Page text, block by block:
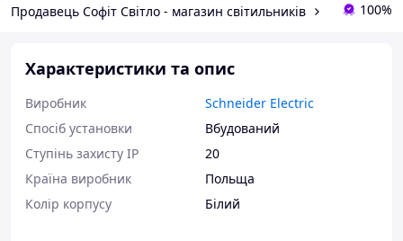
Продавець Софіт Світло - магазин світильників 100%
Характеристики та опис
Виробник
Schneider Electric
Спосіб установки
Вбудований
Ступінь захисту IP
20
Країна виробник
Польща
Колір корпусу
Білий